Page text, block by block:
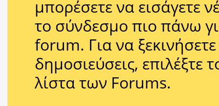
μπορέσετε να εισάγετε
το σύνδεσμο πιο πάνω
forum. Για να
δημοσιεύσεις, επιλέξτε
λίστα των Forums.